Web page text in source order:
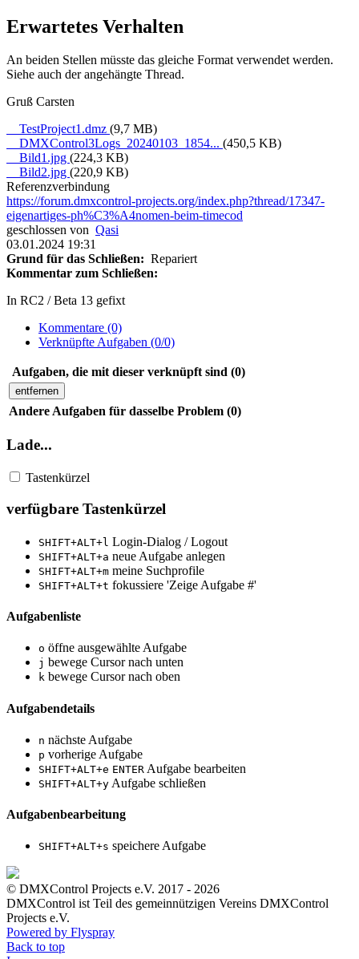
Erwartetes Verhalten
An beiden Stellen müsste das gleiche Format verwendet werden.
Siehe auch der angehängte Thread.
Gruß Carsten
TestProject1.dmz (9,7 MB)
DMXControl3Logs_20240103_1854... (450,5 KB)
Bild1.jpg (224,3 KB)
Bild2.jpg (220,9 KB)
Referenzverbindung
https://forum.dmxcontrol-projects.org/index.php?thread/17347-
eigenartiges-ph%C3%A4nomen-beim-timecod
geschlossen von Qasi
03.01.2024 19:31
Grund für das Schließen: Repariert
Kommentar zum Schließen:
In RC2 / Beta 13 gefixt
Kommentare (0)
Verknüpfte Aufgaben (0/0)
Aufgaben, die mit dieser verknüpft sind (0)
entfernen
Andere Aufgaben für dasselbe Problem (0)
Lade...
Tastenkürzel
verfügbare Tastenkürzel
SHIFT+ALT+l Login-Dialog / Logout
SHIFT+ALT+a neue Aufgabe anlegen
SHIFT+ALT+m meine Suchprofile
SHIFT+ALT+t fokussiere 'Zeige Aufgabe #'
Aufgabenliste
o öffne ausgewählte Aufgabe
j bewege Cursor nach unten
k bewege Cursor nach oben
Aufgabendetails
n nächste Aufgabe
p vorherige Aufgabe
SHIFT+ALT+e ENTER Aufgabe bearbeiten
SHIFT+ALT+y Aufgabe schließen
Aufgabenbearbeitung
SHIFT+ALT+s speichere Aufgabe
© DMXControl Projects e.V. 2017 - 2026
DMXControl ist Teil des gemein­nützigen Vereins DMXControl
Projects e.V.
Powered by Flyspray
Back to top